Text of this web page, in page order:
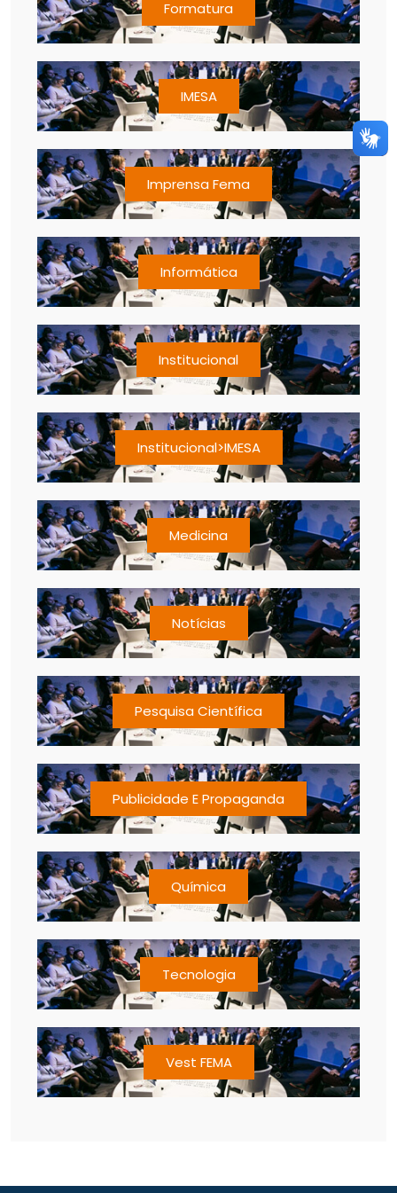
Formatura
IMESA
Imprensa Fema
Informática
Institucional
Institucional>IMESA
Medicina
Notícias
Pesquisa Científica
Publicidade E Propaganda
Química
Tecnologia
Vest FEMA